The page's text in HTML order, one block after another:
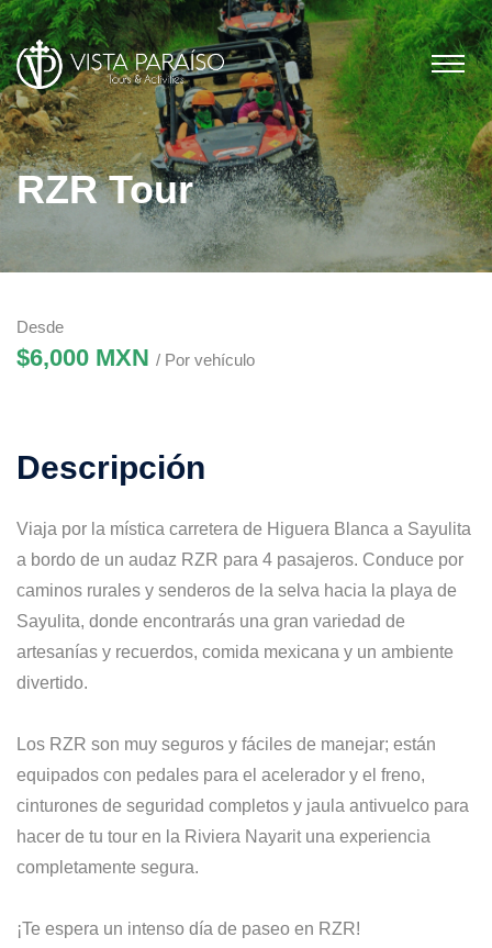
RZR Tour
Desde
$6,000 MXN / Por vehículo
Descripción
Viaja por la mística carretera de Higuera Blanca a Sayulita
a bordo de un audaz RZR para 4 pasajeros. Conduce por
caminos rurales y senderos de la selva hacia la playa de
Sayulita, donde encontrarás una gran variedad de
artesanías y recuerdos, comida mexicana y un ambiente
divertido.
Los RZR son muy seguros y fáciles de manejar; están
equipados con pedales para el acelerador y el freno,
cinturones de seguridad completos y jaula antivuelco para
hacer de tu tour en la Riviera Nayarit una experiencia
completamente segura.
¡Te espera un intenso día de paseo en RZR!